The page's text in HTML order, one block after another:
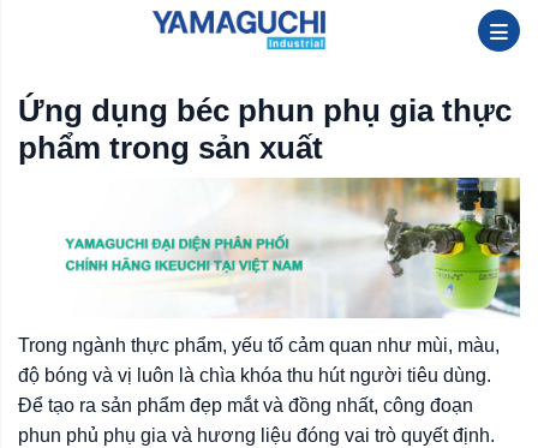
Ứng dụng béc phun phụ gia thực
phẩm trong sản xuất
Trong ngành thực phẩm, yếu tố cảm quan như mùi, màu,
độ bóng và vị luôn là chìa khóa thu hút người tiêu dùng.
Để tạo ra sản phẩm đẹp mắt và đồng nhất, công đoạn
phun phủ phụ gia và hương liệu đóng vai trò quyết định.